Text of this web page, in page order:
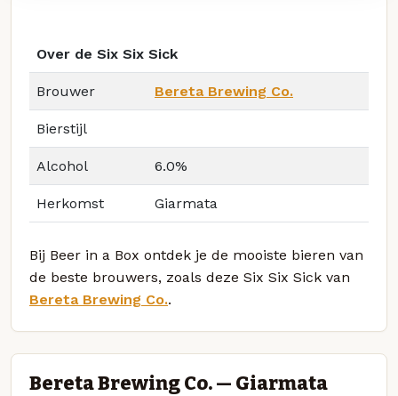
Over de Six Six Sick
Brouwer Bereta Brewing Co.
Bierstijl
Alcohol 6.0%
Herkomst Giarmata
Bij Beer in a Box ontdek je de mooiste bieren van
de beste brouwers, zoals deze Six Six Sick van
Bereta Brewing Co..
Bereta Brewing Co. — Giarmata